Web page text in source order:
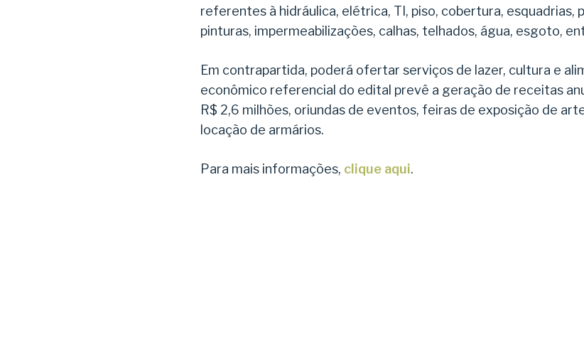
referentes à hidráulica, elétrica, TI, piso, cobertura, esquadrias,
pinturas, impermeabilizações, calhas, telhados, água, esgoto,
Em contrapartida, poderá ofertar serviços de lazer, cultura e
econômico referencial do edital prevê a geração de receitas
R$ 2,6 milhões, oriundas de eventos, feiras de exposição de
locação de armários.
Para mais informações, clique aqui.